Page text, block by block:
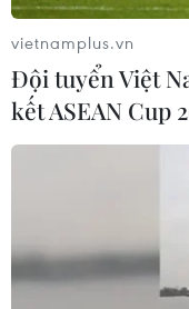
thiệt hại lớn về
18/09/2014 03:43
Bão số 3 đã gây
nhiều địa phương,
đến 17 người và
vietnamplus.vn
Đội tuyển Việt
kết ASEAN Cup